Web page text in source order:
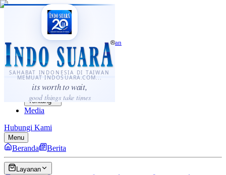
SAHABAT INDONESIA DI TAIWAN
MEMUAT INDOSUARA.COM...
its worth to wait,
good things take times
·...
⌘K
Sahabat Indonesia di Taiwan
Berita
Layanan
Komunitas
Panduan
Tentang
Media
Hubungi Kami
Menu
Beranda Berita
Layanan